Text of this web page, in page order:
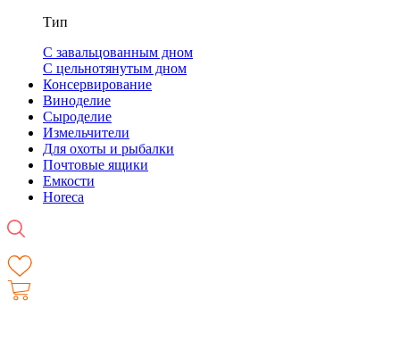
Тип
С завальцованным дном
С цельнотянутым дном
Консервирование
Виноделие
Сыроделие
Измельчители
Для охоты и рыбалки
Почтовые ящики
Емкости
Horeca